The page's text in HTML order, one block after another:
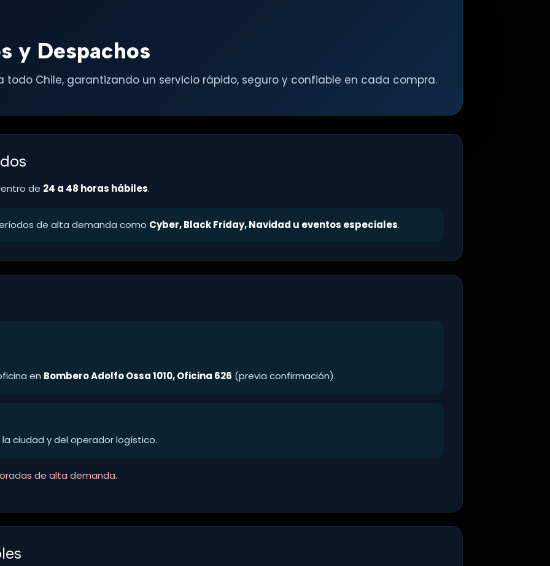
y Despachos
todo Chile, garantizando un servicio rápido, seguro y confiable en cada compra.
de 24 a 48 horas hábiles.
de alta demanda como Cyber, Black Friday, Navidad u eventos especiales.
en Bombero Adolfo Ossa 1010, Oficina 626 (previa confirmación).
ciudad y del operador logístico.
de alta demanda.